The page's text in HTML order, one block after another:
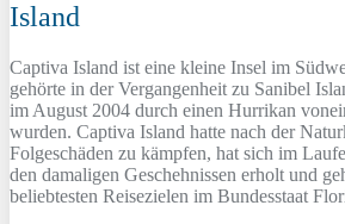
Island
Captiva Island ist eine kleine Insel im
gehörte in der Vergangenheit zu Sanibel
im August 2004 durch einen Hurrikan
wurden. Captiva Island hatte nach der
Folgeschäden zu kämpfen, hat sich im
den damaligen Geschehnissen erholt und
beliebtesten Reisezielen im Bundesstaat